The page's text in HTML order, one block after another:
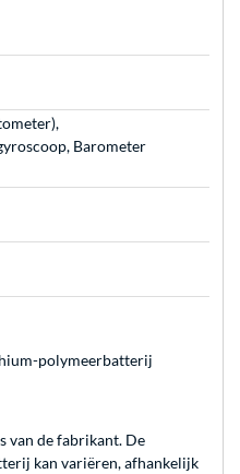
Barometer
polymeer­­­­­­batterij
van de fabrikant. De
kan variëren, afhankelijk